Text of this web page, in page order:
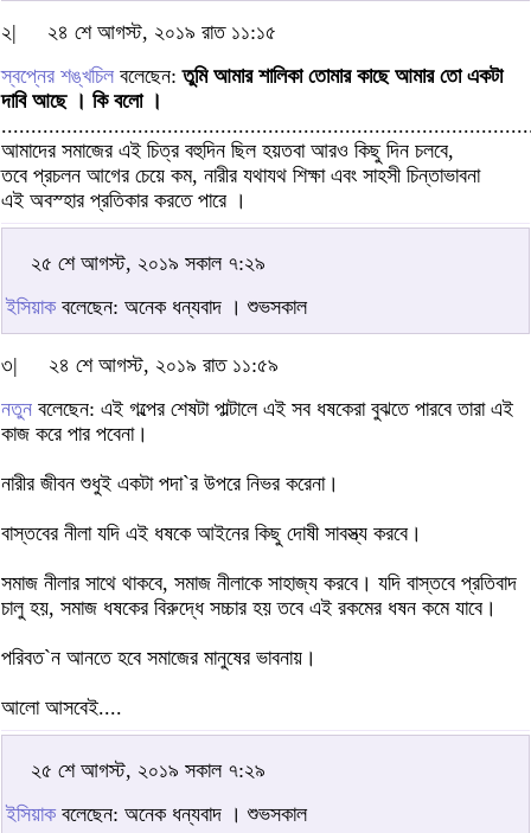
২|
২৪ শে আগস্ট, ২০১৯ রাত ১১:১৫
স্বপ্নের শঙ্খচিল বলেছেন:তুমি আমার শালিকা তোমার কাছে আমার তো একটা
দাবি আছে । কি বলো ।
আমাদের সমাজের এই চিত্র বহুদিন ছিল হয়তবা আরও কিছু দিন চলবে,
তবে প্রচলন আগের চেয়ে কম, নারীর যথাযথ শিক্ষা এবং সাহসী চিন্তাভাবনা
এই অবস্হার প্রতিকার করতে পারে ।
২৫ শে আগস্ট, ২০১৯ সকাল ৭:২৯
ইসিয়াকবলেছেন: অনেক ধন্যবাদ । শুভসকাল
৩|
২৪ শে আগস্ট, ২০১৯ রাত ১১:৫৯
নতুন বলেছেন: এই গল্পের শেষটা পাল্টালে এই সব ধষকেরা বুঝতে পারবে তারা এই
কাজ করে পার পবেনা।
নারীর জীবন শুধুই একটা পদা`র উপরে নিভর করেনা।
বাস্তবের নীলা যদি এই ধষকে আইনের কিছু দোষী সাবস্ত্য করবে।
সমাজ নীলার সাথে থাকবে, সমাজ নীলাকে সাহাজ্য করবে। যদি বাস্তবে প্রতিবাদ
চালু হয়, সমাজ ধষকের বিরুদ্ধে সচ্চার হয় তবে এই রকমের ধষন কমে যাবে।
পরিবত`ন আনতে হবে সমাজের মানুষের ভাবনায়।
আলো আসবেই....
২৫ শে আগস্ট, ২০১৯ সকাল ৭:২৯
ইসিয়াকবলেছেন: অনেক ধন্যবাদ । শুভসকাল